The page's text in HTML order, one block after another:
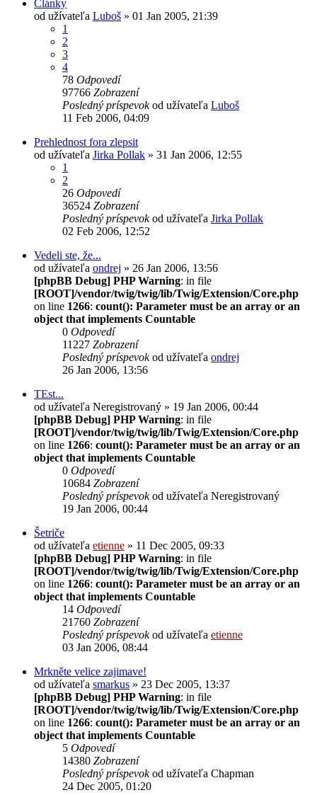
Články
od užívateľa Luboš » 01 Jan 2005, 21:39
1
2
3
4
78 Odpovedí
97766 Zobrazení
Posledný príspevokod užívateľa Luboš
11 Feb 2006, 04:09
Prehlednost fora zlepsit
od užívateľa Jirka Pollak » 31 Jan 2006, 12:55
1
2
26 Odpovedí
36524 Zobrazení
Posledný príspevokod užívateľa Jirka Pollak
02 Feb 2006, 12:52
Vedeli ste, že...
od užívateľa ondrej » 26 Jan 2006, 13:56
[phpBB Debug] PHP Warning: in file
[ROOT]/vendor/twig/twig/lib/Twig/Extension/Core.php
on line 1266: count(): Parameter must be an array or an
object that implements Countable
0 Odpovedí
11227 Zobrazení
Posledný príspevokod užívateľa ondrej
26 Jan 2006, 13:56
TEst...
od užívateľa Neregistrovaný » 19 Jan 2006, 00:44
[phpBB Debug] PHP Warning: in file
[ROOT]/vendor/twig/twig/lib/Twig/Extension/Core.php
on line 1266: count(): Parameter must be an array or an
object that implements Countable
0 Odpovedí
10684 Zobrazení
Posledný príspevokod užívateľa Neregistrovaný
19 Jan 2006, 00:44
Šetriče
od užívateľa etienne » 11 Dec 2005, 09:33
[phpBB Debug] PHP Warning: in file
[ROOT]/vendor/twig/twig/lib/Twig/Extension/Core.php
on line 1266: count(): Parameter must be an array or an
object that implements Countable
14 Odpovedí
21760 Zobrazení
Posledný príspevokod užívateľa etienne
03 Jan 2006, 08:44
Mrkněte velice zajimave!
od užívateľa smarkus » 23 Dec 2005, 13:37
[phpBB Debug] PHP Warning: in file
[ROOT]/vendor/twig/twig/lib/Twig/Extension/Core.php
on line 1266: count(): Parameter must be an array or an
object that implements Countable
5 Odpovedí
14380 Zobrazení
Posledný príspevokod užívateľa Chapman
24 Dec 2005, 01:20